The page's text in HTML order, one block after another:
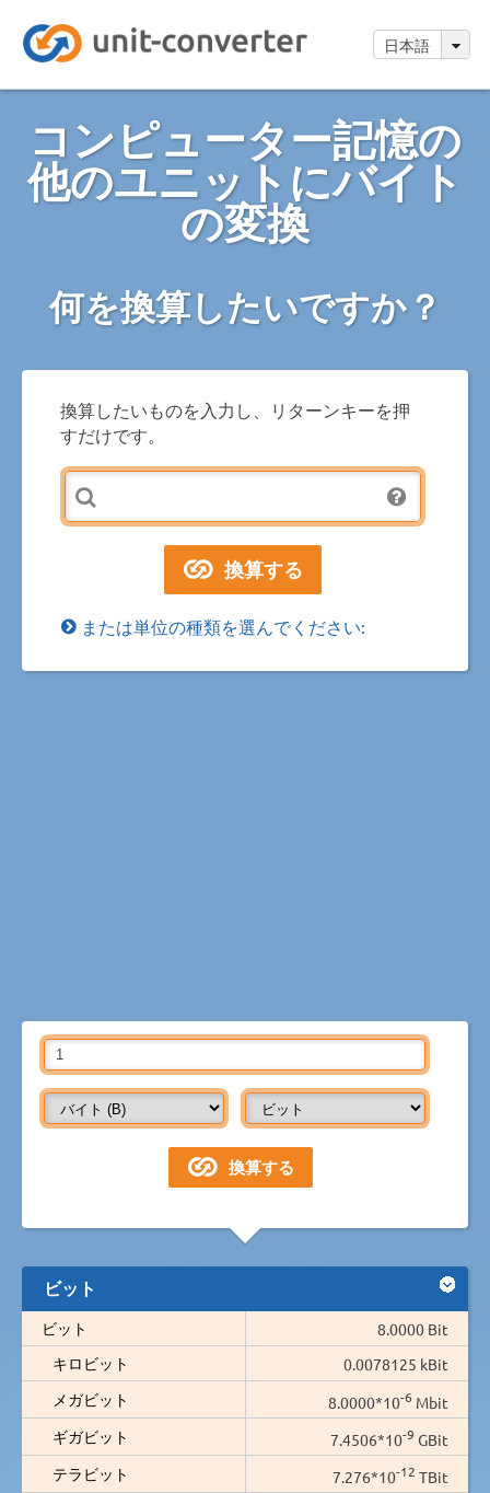
日本語
コンピューター記憶の
他のユニットにバイト
の変換
何を換算したいですか？
換算したいものを入力し、リターンキーを押
すだけです。
または単位の種類を選んでください:
ビット
ビット
8.0000 Bit
キロビット
0.0078125 kBit
メガビット
8.0000*10-6 Mbit
ギガビット
7.4506*10-9 GBit
テラビット
7.276*10-12 TBit